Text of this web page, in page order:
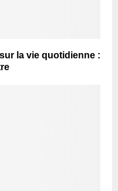
la vie quotidienne :